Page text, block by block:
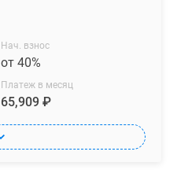
Нач. взнос
от 40%
Платеж в месяц
65,909 ₽